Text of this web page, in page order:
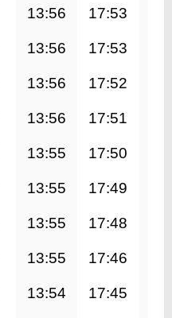
13:56 17:53
13:56 17:53
13:56 17:52
13:56 17:51
13:55 17:50
13:55 17:49
13:55 17:48
13:55 17:46
13:54 17:45